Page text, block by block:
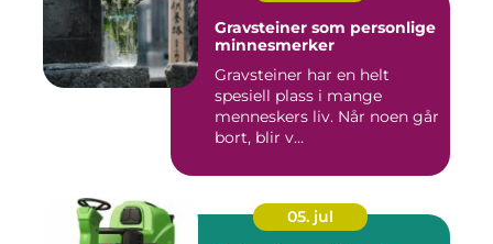
Gravsteiner som personlige
minnesmerker
Gravsteiner har en helt
spesiell plass i mange
menneskers liv. Når noen går
bort, blir v...
05. jul